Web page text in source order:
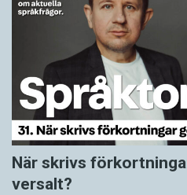
När skrivs
versalt?